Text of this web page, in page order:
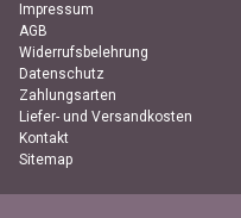
Impressum
AGB
Widerrufsbelehrung
Datenschutz
Zahlungsarten
Liefer- und Versandkosten
Kontakt
Sitemap